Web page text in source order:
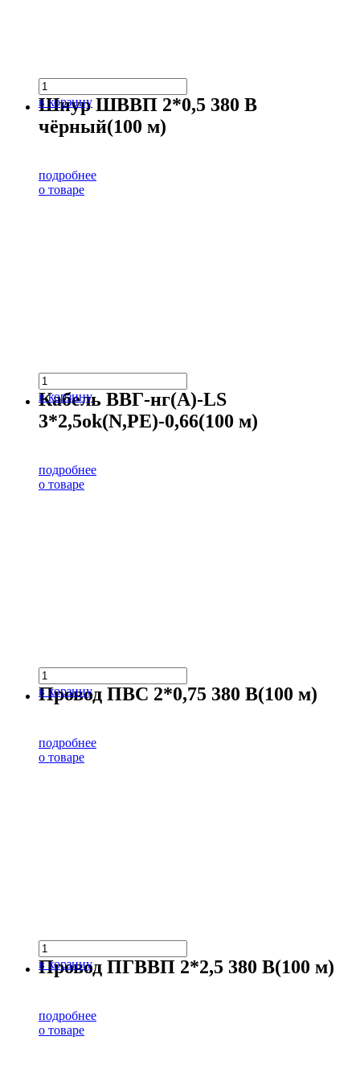
в корзину
Шнур ШВВП 2*0,5 380 В
чёрный(100 м)
подробнее
о товаре
в корзину
Кабель ВВГ-нг(А)-LS
3*2,5ok(N,PE)-0,66(100 м)
подробнее
о товаре
в корзину
Провод ПВС 2*0,75 380 В(100 м)
подробнее
о товаре
в корзину
Провод ПГВВП 2*2,5 380 В(100 м)
подробнее
о товаре